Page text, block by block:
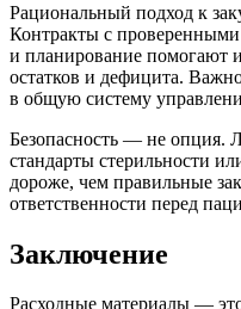
Рациональный подход к
Контракты с
и планирование помогают
остатков и дефицита.
в общую систему
Безопасность — не опция.
стандарты стерильности
дороже, чем правильные
ответственности перед
Заключение
Расходные материалы —